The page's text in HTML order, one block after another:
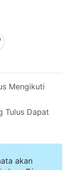
Mengikuti
Tulus Dapat
akan